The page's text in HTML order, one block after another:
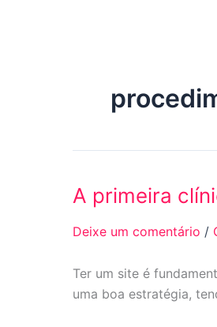
A primeira
Deixe um comentário /
Ter um site é
uma boa estratégia,
A
primeira
clínica
endoscopia
e